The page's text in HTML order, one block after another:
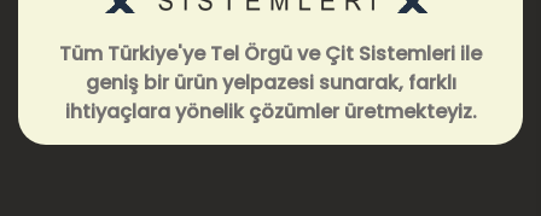
Tüm Türkiye'ye Tel Örgü ve Çit Sistemleri ile
geniş bir ürün yelpazesi sunarak, farklı
ihtiyaçlara yönelik çözümler üretmekteyiz.